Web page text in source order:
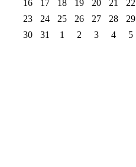
16
17 18 19 20 21
22
23
24 25 26 27 28
29
30
31 1 2 3 4 5